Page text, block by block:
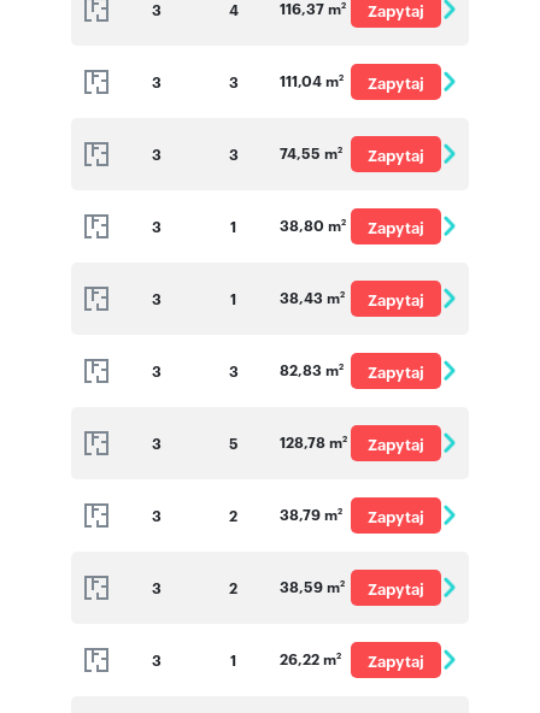
3 4 116,37 m2
Zapytaj
3 3 111,04 m2
Zapytaj
3 3 74,55 m2
Zapytaj
3 1 38,80 m2
Zapytaj
3 1 38,43 m2
Zapytaj
3 3 82,83 m2
Zapytaj
3 5 128,78 m2
Zapytaj
3 2 38,79 m2
Zapytaj
3 2 38,59 m2
Zapytaj
3 1 26,22 m2
Zapytaj